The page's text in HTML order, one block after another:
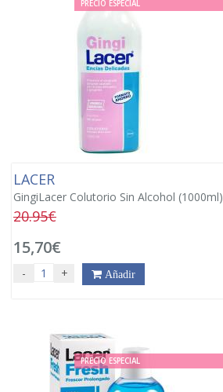
PRECIO ESPECIAL
LACER
GingiLacer Colutorio Sin Alcohol (1000ml)
20.95€
15,70€
- + Añadir
PRECIO ESPECIAL